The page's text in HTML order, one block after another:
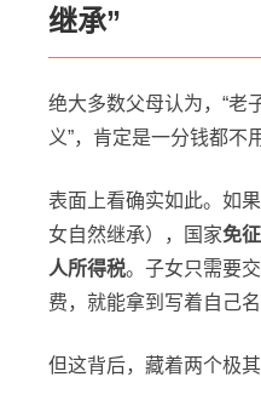
继承”
绝大多数父母认为，“老
义”，肯定是一分钱都不
表面上看确实如此。如
女自然继承），国家免
人所得税。子女只需要
费，就能拿到写着自己
但这背后，藏着两个极